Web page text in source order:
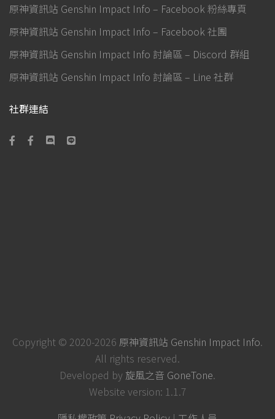
原神資訊站 Genshin Impact Info – Facebook 粉絲專頁
原神資訊站 Genshin Impact Info – Facebook 社團
原神資訊站 Genshin Impact Info 討論區 – Discord 群組
原神資訊站 Genshin Impact Info 討論區 – Line 社群
社群連結
Copyright © 2020-2026 原神資訊站 Genshin Impact Info.
All rights reserved.
Developed by 旋風之音 GoneTone.
Website version: 1.1.7